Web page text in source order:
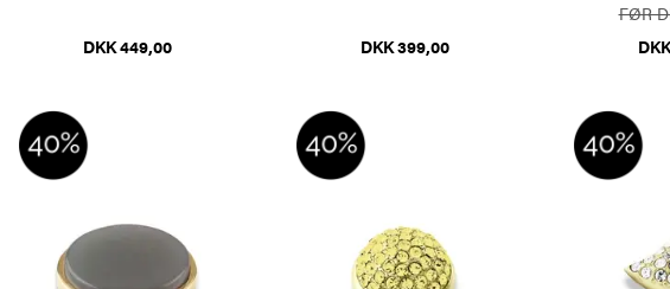
DKK 449,00 DKK 399,00
FØR